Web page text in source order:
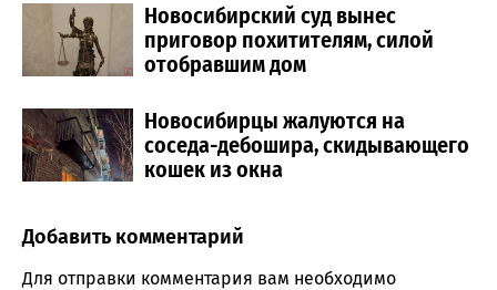
Новосибирский суд вынес
приговор похитителям, силой
отобравшим дом
Новосибирцы жалуются на
соседа-дебошира, скидывающего
кошек из окна
Comment section
Добавить комментарий
Для отправки комментария вам необходимо